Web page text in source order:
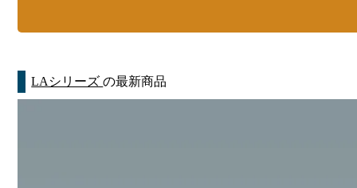
LAシリーズの最新商品